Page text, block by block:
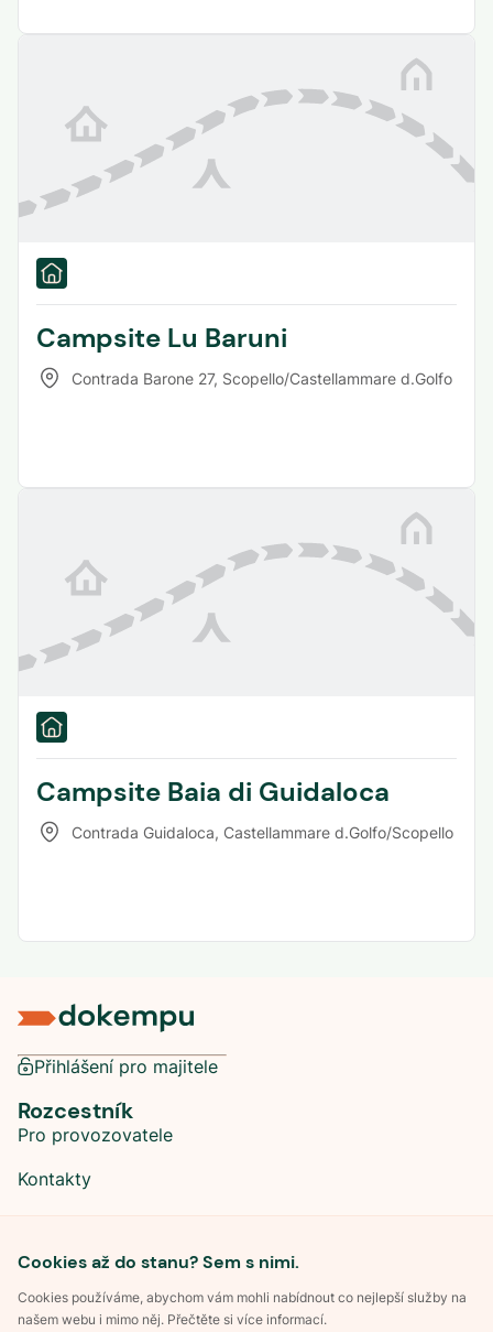
Campsite Lu Baruni
Contrada Barone 27, Scopello/Castellammare d.Golfo
Campsite Baia di Guidaloca
Contrada Guidaloca, Castellammare d.Golfo/Scopello
Cookies až do stanu? Sem s nimi.
Cookies používáme, abychom vám mohli nabídnout co nejlepší služby na
našem webu i mimo něj. Přečtěte si více informací.
Přihlášení pro majitele
Rozcestník
Pro provozovatele
Kontakty